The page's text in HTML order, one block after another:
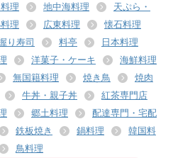
理 地中海料理
天ぷら・
理 広東料理
懐石料理
り寿司 料亭
日本料理
洋菓子・ケーキ
海鮮料理
無国籍料理 焼き鳥
焼肉
牛丼・親子丼
紅茶専門店
郷土料理
配達専門・宅配
鉄板焼き 鍋料理
韓国料
鳥料理